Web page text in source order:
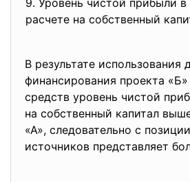
9. Уровень чистой прибыли в
расчете на собственный
В результате использования
финансирования проекта
средств уровень чистой
на собственный капитал
«А», следовательно с
источников представляет